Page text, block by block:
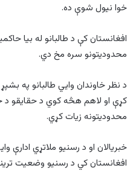
خوا نیول شوې ده.
افغانستان کې د طالبانو له بیا
محدودیتونو سره مخ دي.
د نظر خاوندان وایي طالبانو په
کړې او لاهم هڅه کوي د حقایقو د
محدودیتونه زیات کړي.
خبریالان او د رسنیو ملاتړي ادارې
افغانستان کي د رسنیو وضعیت